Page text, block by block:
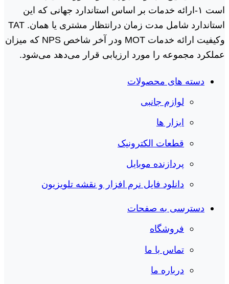
است ١-ارائه خدمات بر اساس استاندارد جهانی که این
استاندارد شامل مدت زمان درانتظار مشتری یا همان. TAT
وکیفیت ارائه خدمات MOT ودر آخر شاخص NPS که میزان
عملکرد مجموعه را مورد ارزیابی قرار می‌دهد می‌شود.
دسته های محصولات
لوازم جانبی
ابزار ها
قطعات الکترونیک
پردازنده موبایل
دانلود فایل نرم افزار و نقشه تلویزیون
دسترسی به صفحات
فروشگاه
تماس با ما
درباره ما